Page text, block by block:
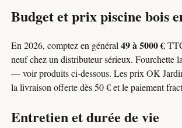
Budget et prix piscine bois
En 2026, comptez en général49 à 5000 €
neuf chez un distributeur sérieux. Fourchette
— voir produits ci-dessous. Les prix OK
la livraison offerte dès 50 € et le paiement
Entretien et durée de vie